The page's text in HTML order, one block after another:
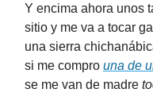
Y encima ahora unos
sitio y me va a tocar
una sierra
si me compro una de
se me van de madre